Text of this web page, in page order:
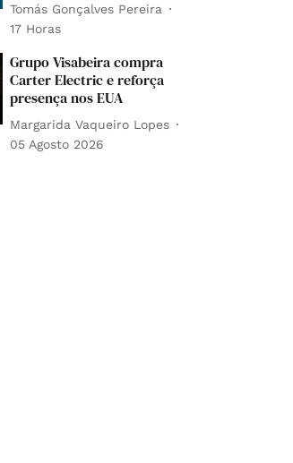
Tomás Gonçalves Pereira
17 Horas
Grupo Visabeira compra
Carter Electric e reforça
presença nos EUA
Margarida Vaqueiro Lopes
05 Agosto 2026